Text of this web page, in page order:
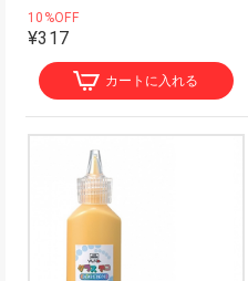
10%OFF
¥317
カートに入れる